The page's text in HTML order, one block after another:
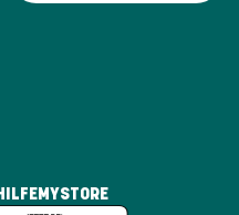
HILFE MYSTORE